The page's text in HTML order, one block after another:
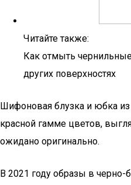
Читайте также:
Как отмыть
других поверхностях
Шифоновая блузка и юбка
красной гамме цветов,
ожидано оригинально.
В 2021 году образы в черно-